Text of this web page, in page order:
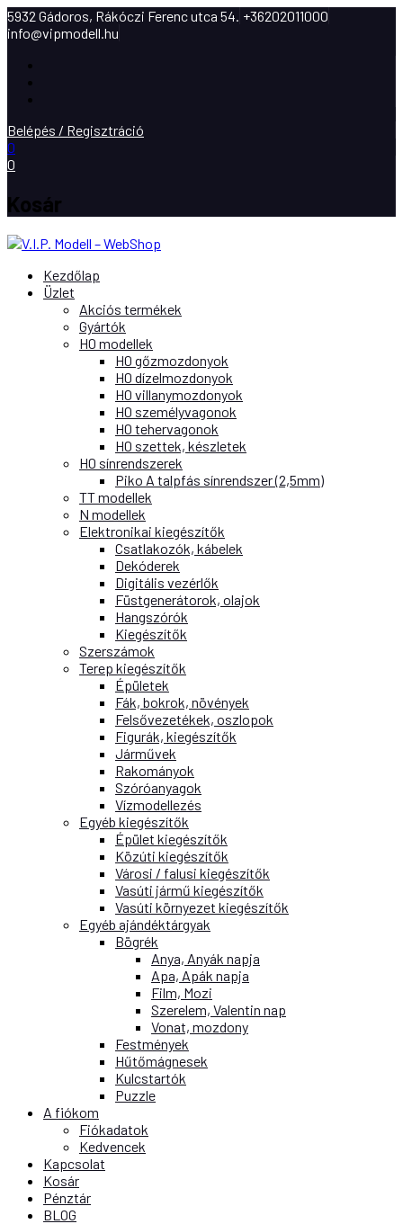
5932 Gádoros, Rákóczi Ferenc utca 54. +36202011000
info@vipmodell.hu
Belépés / Regisztráció
0
0
Kosár
Kezdőlap
Üzlet
Akciós termékek
Gyártók
H0 modellek
H0 gőzmozdonyok
H0 dízelmozdonyok
H0 villanymozdonyok
H0 személyvagonok
H0 tehervagonok
H0 szettek, készletek
H0 sínrendszerek
Piko A talpfás sínrendszer (2,5mm)
TT modellek
N modellek
Elektronikai kiegészítők
Csatlakozók, kábelek
Dekóderek
Digitális vezérlők
Füstgenerátorok, olajok
Hangszórók
Kiegészítők
Szerszámok
Terep kiegészítők
Épületek
Fák, bokrok, növények
Felsővezetékek, oszlopok
Figurák, kiegészítők
Járművek
Rakományok
Szóróanyagok
Vízmodellezés
Egyéb kiegészítők
Épület kiegészítők
Közúti kiegészítők
Városi / falusi kiegészítők
Vasúti jármű kiegészítők
Vasúti környezet kiegészítők
Egyéb ajándéktárgyak
Bögrék
Anya, Anyák napja
Apa, Apák napja
Film, Mozi
Szerelem, Valentin nap
Vonat, mozdony
Festmények
Hűtőmágnesek
Kulcstartók
Puzzle
A fiókom
Fiókadatok
Kedvencek
Kapcsolat
Kosár
Pénztár
BLOG